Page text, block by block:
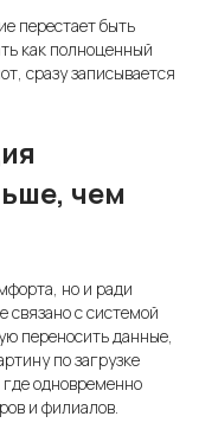
перестает быть
как полноценный
сразу записывается
чем
но и ради
связано с системой
переносить данные,
по загрузке
одновременно
и филиалов.